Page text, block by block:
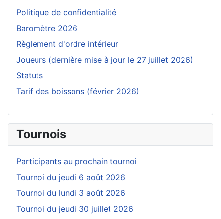
Politique de confidentialité
Baromètre 2026
Règlement d'ordre intérieur
Joueurs (dernière mise à jour le 27 juillet 2026)
Statuts
Tarif des boissons (février 2026)
Tournois
Participants au prochain tournoi
Tournoi du jeudi 6 août 2026
Tournoi du lundi 3 août 2026
Tournoi du jeudi 30 juillet 2026